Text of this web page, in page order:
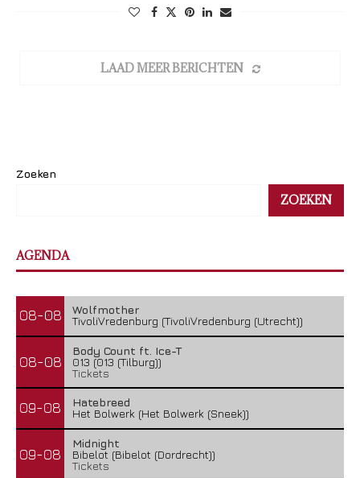
LAAD MEER BERICHTEN
Zoeken
ZOEKEN
AGENDA
08-08
Wolfmother
TivoliVredenburg (TivoliVredenburg (Utrecht))
08-08
Body Count ft. Ice-T
013 (013 (Tilburg))
Tickets
09-08
Hatebreed
Het Bolwerk (Het Bolwerk (Sneek))
09-08
Midnight
Bibelot (Bibelot (Dordrecht))
Tickets